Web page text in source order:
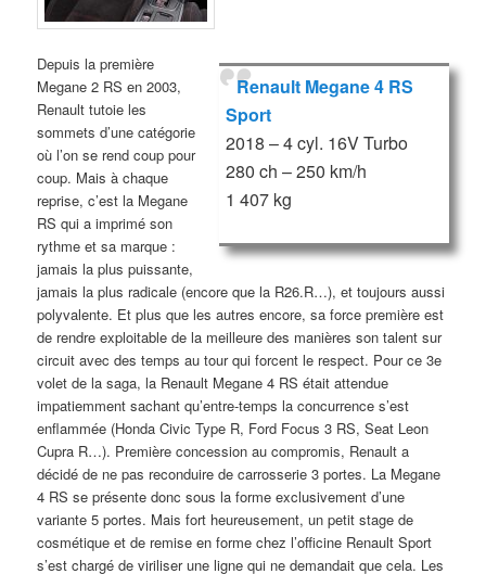
Renault Megane 4 RS
Sport
2018 – 4 cyl. 16V Turbo
280 ch – 250 km/h
1 407 kg
Depuis la première
Megane 2 RS en 2003,
Renault tutoie les
sommets d’une catégorie
où l’on se rend coup pour
coup. Mais à chaque
reprise, c’est la Megane
RS qui a imprimé son
rythme et sa marque :
jamais la plus puissante,
jamais la plus radicale (encore que la R26.R…), et toujours aussi
polyvalente. Et plus que les autres encore, sa force première est
de rendre exploitable de la meilleure des manières son talent sur
circuit avec des temps au tour qui forcent le respect. Pour ce 3e
volet de la saga, la Renault Megane 4 RS était attendue
impatiemment sachant qu’entre-temps la concurrence s’est
enflammée (Honda Civic Type R, Ford Focus 3 RS, Seat Leon
Cupra R…). Première concession au compromis, Renault a
décidé de ne pas reconduire de carrosserie 3 portes. La Megane
4 RS se présente donc sous la forme exclusivement d’une
variante 5 portes. Mais fort heureusement, un petit stage de
cosmétique et de remise en forme chez l’officine Renault Sport
s’est chargé de viriliser une ligne qui ne demandait que cela. Les